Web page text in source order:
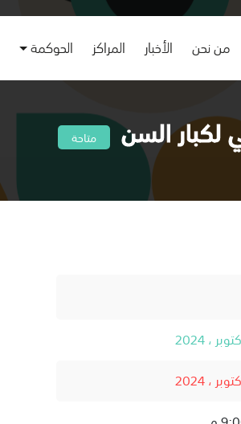
من نحن الأخبار المراكز الحوكمة
لكبار السن متاحة